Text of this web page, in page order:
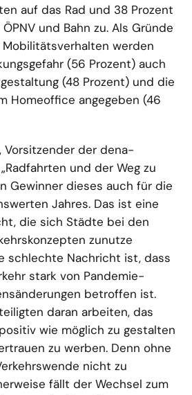
auf das Rad und 38 Prozent
und Bahn zu. Als Gründe
werden
(56 Prozent) auch
(48 Prozent) und die
Homeoffice angegeben (46
Vorsitzender der dena-
und der Weg zu
Gewinner dieses auch für die
Jahres. Das ist eine
die sich Städte bei den
zunutze
schlechte Nachricht ist, dass
stark von Pandemie-
betroffen ist.
daran arbeiten, das
wie möglich zu gestalten
zu werben. Denn ohne
nicht zu
fällt der Wechsel zum